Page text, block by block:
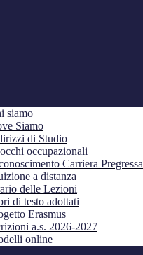
siamo
Siamo
di Studio
occupazionali
Carriera Pregressa
a distanza
delle Lezioni
di testo adottati
Erasmus
a.s. 2026-2027
online